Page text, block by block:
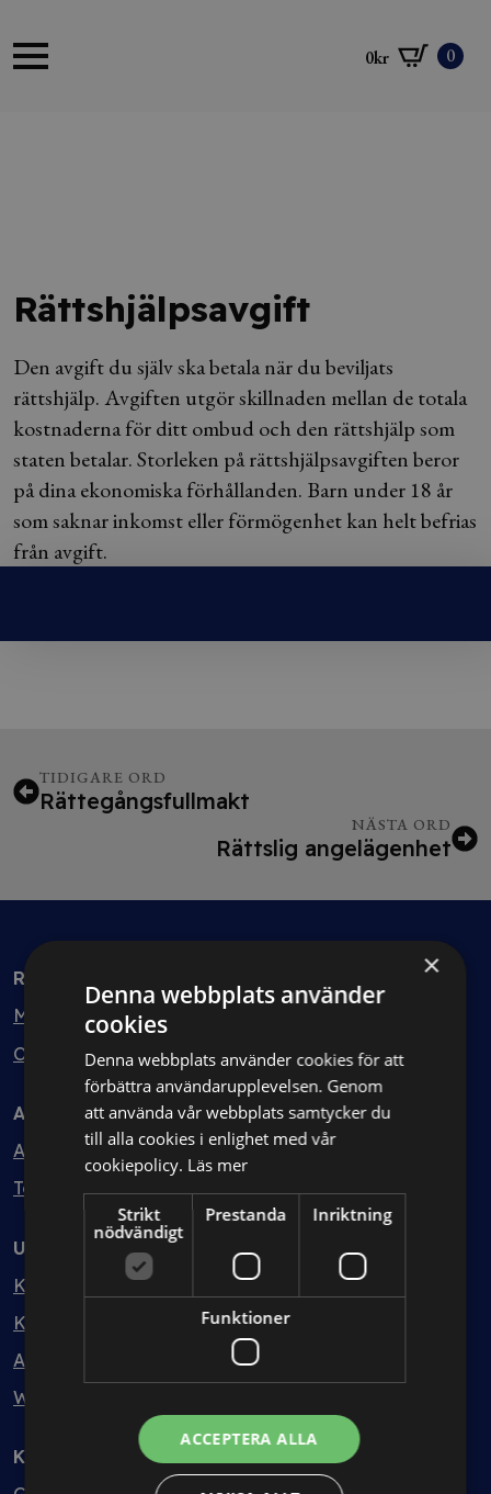
0kr 0
Rättshjälpsavgift
Den avgift du själv ska betala när du beviljats
rättshjälp. Avgiften utgör skillnaden mellan de totala
kostnaderna för ditt ombud och den rättshjälp som
staten betalar. Storleken på rättshjälpsavgiften beror
på dina ekonomiska förhållanden. Barn under 18 år
som saknar inkomst eller förmögenhet kan helt befrias
från avgift.
TIDIGARE ORD
Rättegångsfullmakt
NÄSTA ORD
Rättslig angelägenhet
Rådgivning
Min bolagsjurist
Ombud
Avtal
Avtalshantering
Testa kostnadsfritt
Utbildning
Kurser
Kurspaket
Abonnemang
Webbinarium
Kunskapsbank
×
Denna webbplats använder
cookies
Denna webbplats använder cookies för att
förbättra användarupplevelsen. Genom
att använda vår webbplats samtycker du
till alla cookies i enlighet med vår
cookiepolicy. Läs mer
Strikt
nödvändigt
Prestanda Inriktning
Funktioner
ACCEPTERA ALLA